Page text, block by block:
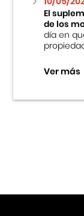
El
de los
día en
Ver más